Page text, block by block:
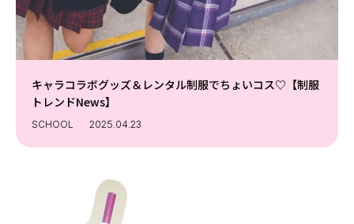
キャラコラボグッズ＆レンタル制服でちょいコス♡【制服
トレンドNews】
SCHOOL 2025.04.23